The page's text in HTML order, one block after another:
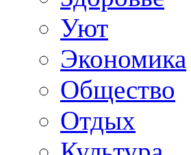
Уют
Экономика
Общество
Отдых